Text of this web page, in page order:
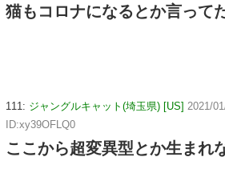
猫もコロナになるとか言って
111: ジャングルキャット(埼玉県) [US] 2021/
ID:xy39OFLQ0
ここから超変異型とか生まれ